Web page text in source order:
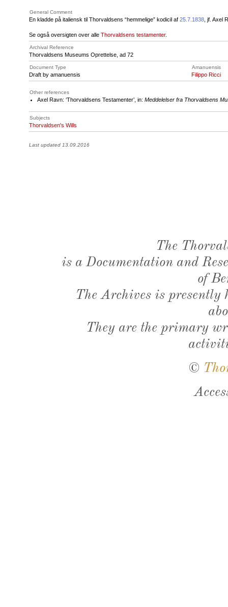
General Comment
En kladde på italiensk til Thorvaldsens “hemmelige” kodicil af 25.7.1838, jf. Axel
Se også oversigten over alle Thorvaldsens testamenter.
Archival Reference
Thorvaldsens Museums Oprettelse, ad 72
Document Type Amanuensis
Draft by amanuensis Filippo Ricci
Other references
Axel Ravn: ‘Thorvaldsens Testamenter’, in: Meddelelser fra Thorvaldsens
Subjects
Thorvaldsen's Wills
Last updated 13.09.2016
The
is a Documentation and
of
The Archives is presently
They are the primary
©